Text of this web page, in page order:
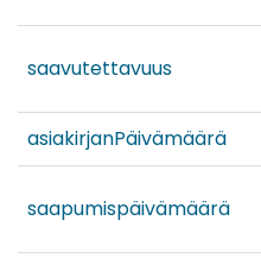
saavutettavuus
asiakirjanPäivämäärä
saapumispäivämäärä